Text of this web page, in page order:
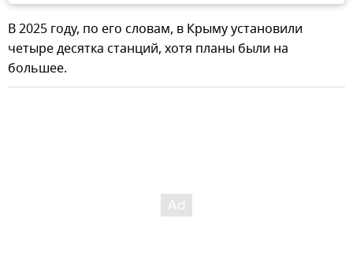
В 2025 году, по его словам, в Крыму установили
четыре десятка станций, хотя планы были на
большее.